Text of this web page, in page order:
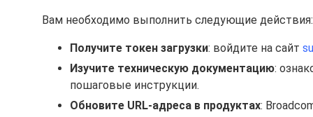
Вам необходимо выполнить следующие действия:
Получите токен загрузки: войдите на сайт
Изучите техническую документацию:
пошаговые инструкции.
Обновите URL-адреса в продуктах: